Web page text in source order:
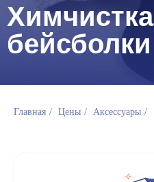
Химчистка
бейсболки
Главная / Цены / Аксессуары /